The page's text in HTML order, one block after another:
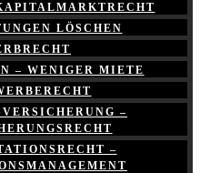
LÖSCHEN
– WENIGER MIETE
–
–